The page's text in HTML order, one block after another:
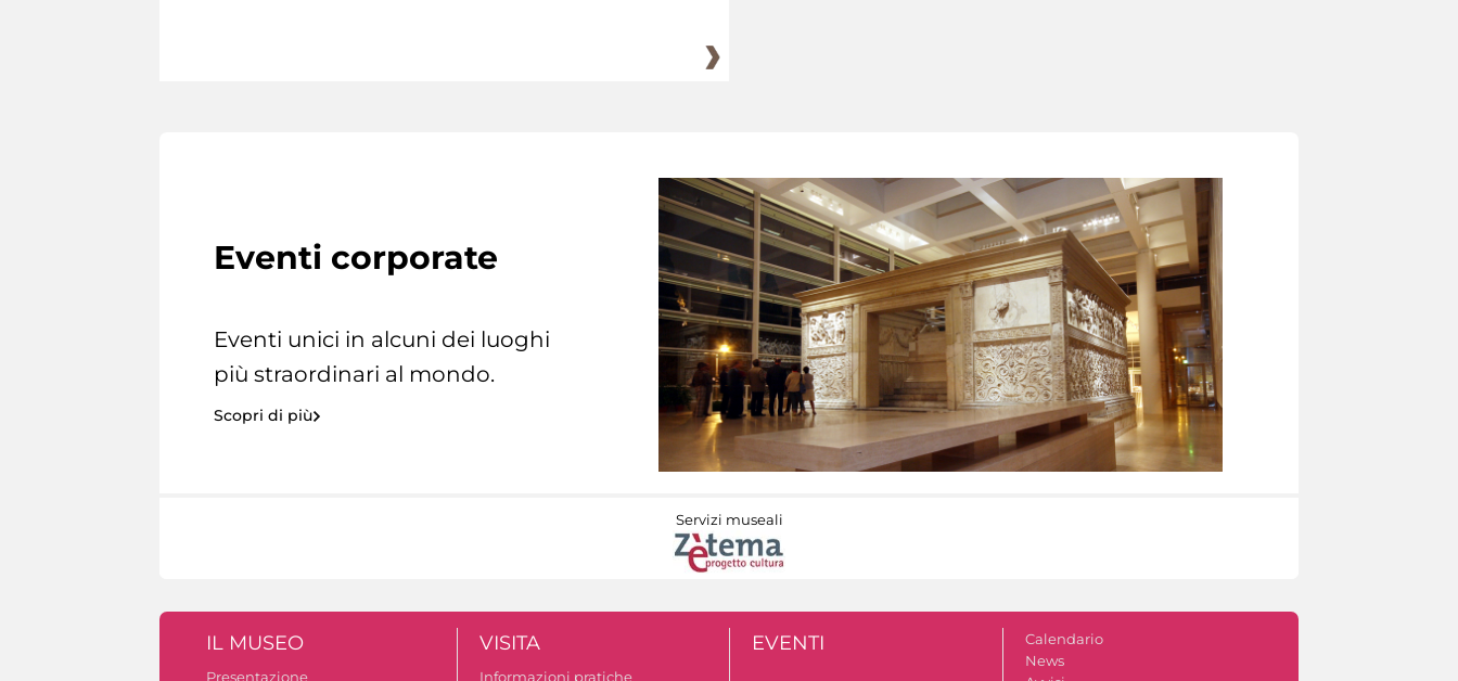
Eventi corporate
Eventi unici in alcuni dei luoghi
più straordinari al mondo.
Scopri di più
Servizi museali
IL MUSEO
Presentazione
VISITA
Informazioni pratiche
EVENTI
Calendario
News